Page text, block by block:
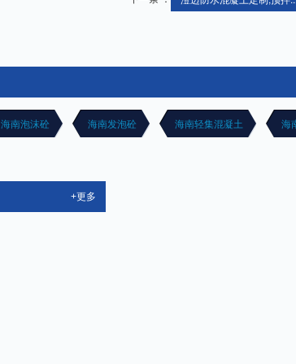
海南泡沫砼 海南发泡砼 海南轻集混凝土 海
+更多